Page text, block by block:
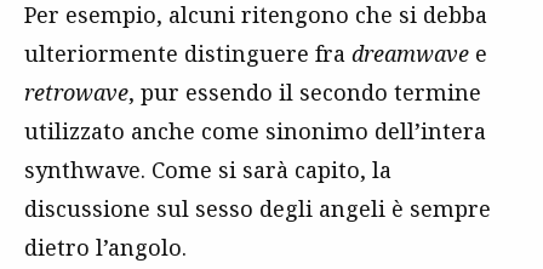
Per esempio, alcuni ritengono che si debba
ulteriormente distinguere fra dreamwave e
retrowave, pur essendo il secondo termine
utilizzato anche come sinonimo dell’intera
synthwave. Come si sarà capito, la
discussione sul sesso degli angeli è sempre
dietro l’angolo.